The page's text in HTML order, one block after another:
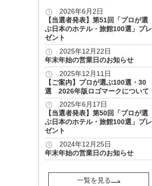
2026年6月2日
【当選者発表】第51回「プロが選
ぶ日本のホテル・旅館100選」プレ
ゼント
2025年12月22日
年末年始の営業日のお知らせ
2025年12月11日
【ご案内】プロが選ぶ100選・30
選 2026年版ロゴマークについて
2025年6月17日
【当選者発表】第50回「プロが選
ぶ日本のホテル・旅館100選」プレ
ゼント
2024年12月25日
年末年始の営業日のお知らせ
一覧を見る